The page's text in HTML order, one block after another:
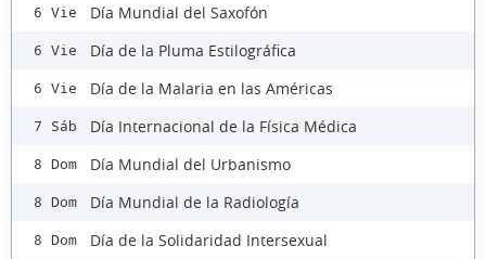
6 Vie Día Mundial del Saxofón
6 Vie Día de la Pluma Estilográfica
6 Vie Día de la Malaria en las Américas
7 Sáb Día Internacional de la Física Médica
8 Dom Día Mundial del Urbanismo
8 Dom Día Mundial de la Radiología
8 Dom Día de la Solidaridad Intersexual